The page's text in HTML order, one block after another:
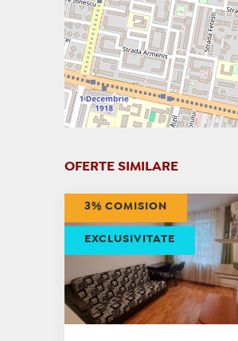
OFERTE SIMILARE
3% COMISION
EXCLUSIVITATE